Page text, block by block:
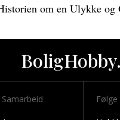
om en Ulykke
Samarbeid Følge